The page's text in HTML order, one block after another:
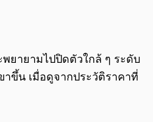
พยายามไปปิดตัวใกล้ ๆ ระดับ
ขึ้น เมื่อดูจากประวัติราคาที่